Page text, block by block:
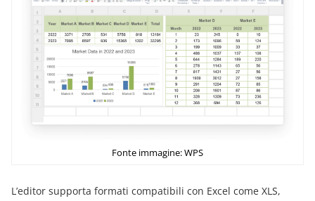
Fonte immagine: WPS
L’editor supporta formati compatibili con Excel come XLS,